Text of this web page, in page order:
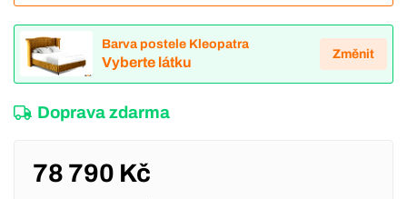
Barva postele Kleopatra
Vyberte látku
Změnit
Doprava zdarma
78 790 Kč